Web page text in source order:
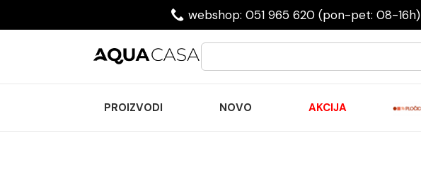
webshop: 051 965 620 (pon-pet: 08-16h)
PROIZVODI NOVO AKCIJA